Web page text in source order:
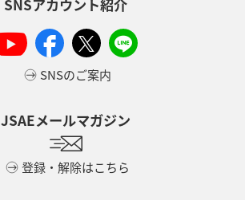
SNSアカウント紹介
SNSのご案内
JSAEメールマガジン
登録・解除はこちら